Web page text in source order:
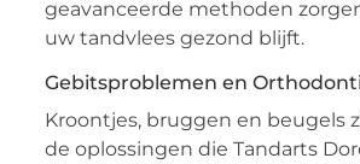
geavanceerde methoden
uw tandvlees gezond blijft.
Gebitsproblemen en
Kroontjes, bruggen en beugels
de oplossingen die Tandarts